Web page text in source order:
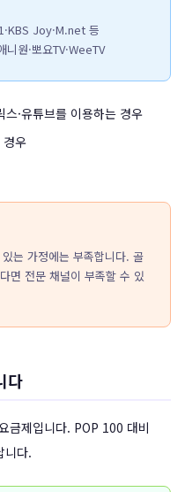
Joy·M.net 등
원·뽀요TV·WeeTV
·유튜브를 이용하는 경우
경우
는 가정에는 부족합니다. 골
면 전문 채널이 부족할 수 있
다
금제입니다. POP 100 대비
니다.